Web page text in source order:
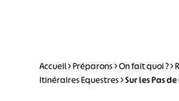
Accueil>Préparons>On fait quoi ?>
Itinéraires Equestres>Sur les Pas